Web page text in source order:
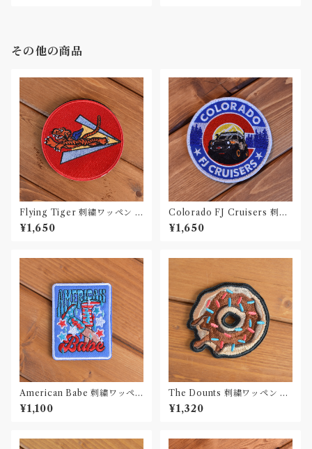
その他の商品
Flying Tiger 刺繍ワッペン P
atch
¥1,650
Colorado FJ Cruisers 刺繍
ワッペン Patch
¥1,650
American Babe 刺繍ワッペ
ン Patch
¥1,100
The Dounts 刺繍ワッペン Pa
tch
¥1,320